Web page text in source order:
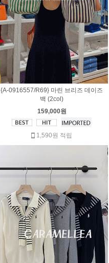
{A-0916557/R69} 마린 브리즈 데이즈
백 (2col)
159,000원
1,590원 적립